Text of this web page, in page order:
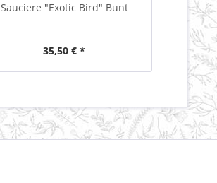
Sauciere "Exotic Bird" Bunt
35,50 € *